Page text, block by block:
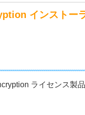
インストー
ライセンス製